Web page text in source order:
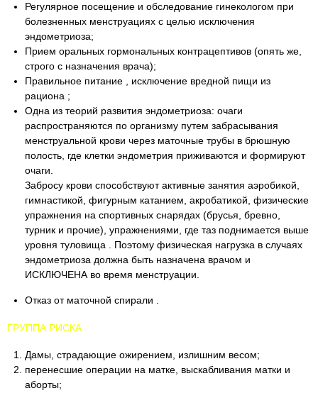
Регулярное посещение и обследование гинекологом при
болезненных менструациях с целью исключения
эндометриоза;
Прием оральных гормональных контрацептивов (опять же,
строго с назначения врача);
Правильное питание , исключение вредной пищи из
рациона ;
Одна из теорий развития эндометриоза: очаги
распространяются по организму путем забрасывания
менструальной крови через маточные трубы в брюшную
полость, где клетки эндометрия приживаются и формируют
очаги.
Забросу крови способствуют активные занятия аэробикой,
гимнастикой, фигурным катанием, акробатикой, физические
упражнения на спортивных снарядах (брусья, бревно,
турник и прочие), упражнениями, где таз поднимается выше
уровня туловища . Поэтому физическая нагрузка в случаях
эндометриоза должна быть назначена врачом и
ИСКЛЮЧЕНА во время менструации.
Отказ от маточной спирали .
ГРУППА РИСКА
Дамы, страдающие ожирением, излишним весом;
перенесшие операции на матке, выскабливания матки и
аборты;